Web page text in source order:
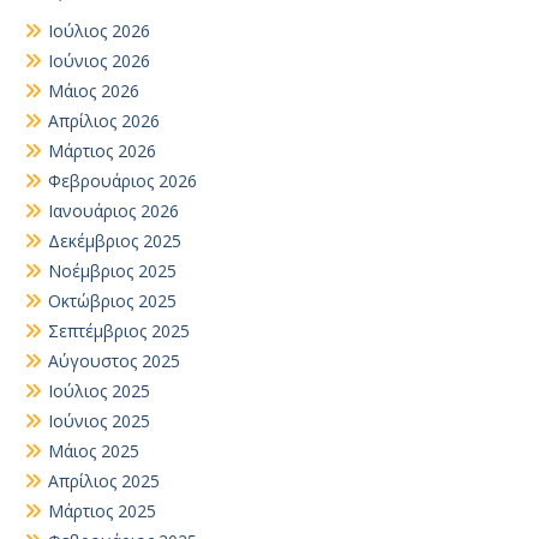
Ιούλιος 2026
Ιούνιος 2026
Μάιος 2026
Απρίλιος 2026
Μάρτιος 2026
Φεβρουάριος 2026
Ιανουάριος 2026
Δεκέμβριος 2025
Νοέμβριος 2025
Οκτώβριος 2025
Σεπτέμβριος 2025
Αύγουστος 2025
Ιούλιος 2025
Ιούνιος 2025
Μάιος 2025
Απρίλιος 2025
Μάρτιος 2025